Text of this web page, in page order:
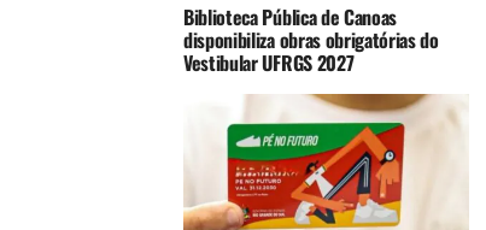
Biblioteca Pública de Canoas
disponibiliza obras obrigatórias do
Vestibular UFRGS 2027